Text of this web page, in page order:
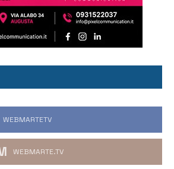
WEBMARTETV
WEBMARTE.TV